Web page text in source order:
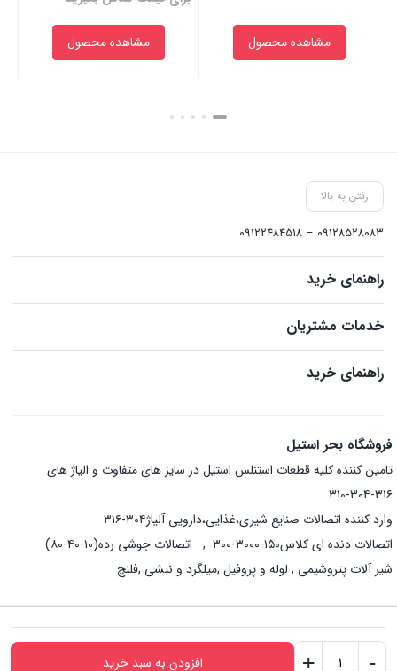
-
+ افزودن به سبد خرید
مشاهده محصول مشاهده محصول
رفتن به بالا
۰۹۱۲۸۵۲۸۰۸۳ – ۰۹۱۲۲۴۸۴۵۱۸
راهنمای خرید
خدمات مشتریان
راهنمای خرید
فروشگاه بحر استیل
تامین کننده کلیه قطعات استنلس استیل در سایز های متفاوت و الیاژ های
۳۱۶-۳۰۴-۳۱۰
وارد کننده اتصالات صنایع شیری،غذایی،دارویی آلیاژ۳۰۴-۳۱۶
اتصالات دنده ای کلاس۱۵۰-۳۰۰۰-۳۰۰ , اتصالات جوشی رده(۱۰-۴۰-۸۰)
شیر آلات پتروشیمی , لوله و پروفیل ,میلگرد و نبشی ,فلنچ